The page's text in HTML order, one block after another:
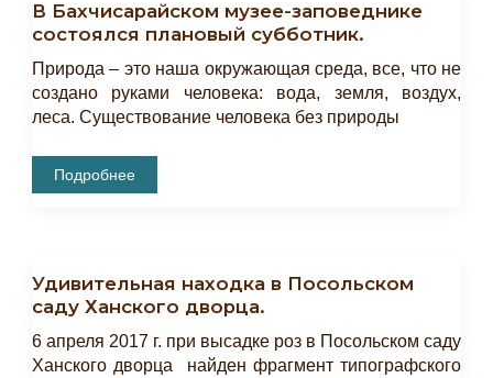
В Бахчисарайском музее-заповеднике
состоялся плановый субботник.
Природа – это наша окружающая среда, все, что не
создано руками человека: вода, земля, воздух,
леса. Существование человека без природы
В
Бахчисарайском
Подробнее
Удивительная находка в Посольском
саду Ханского дворца.
6 апреля 2017 г. при высадке роз в Посольском саду
Ханского дворца найден фрагмент типографского